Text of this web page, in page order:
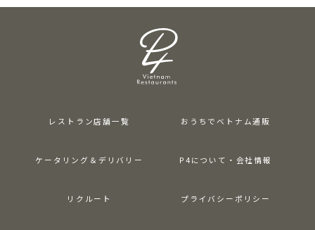
レストラン店舗一覧 おうちでベトナム通販
ケータリング＆デリバリー P4について・会社情報
リクルート プライバシーポリシー